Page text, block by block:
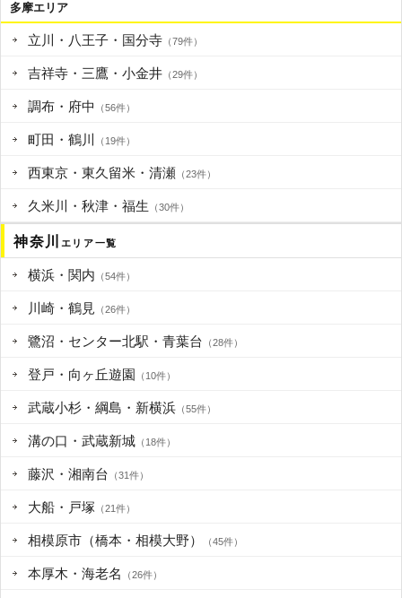
多摩エリア
立川・八王子・国分寺 （79件）
吉祥寺・三鷹・小金井 （29件）
調布・府中 （56件）
町田・鶴川 （19件）
西東京・東久留米・清瀬 （23件）
久米川・秋津・福生 （30件）
神奈川 エリア一覧
横浜・関内 （54件）
川崎・鶴見 （26件）
鷺沼・センター北駅・青葉台 （28件）
登戸・向ヶ丘遊園 （10件）
武蔵小杉・綱島・新横浜 （55件）
溝の口・武蔵新城 （18件）
藤沢・湘南台 （31件）
大船・戸塚 （21件）
相模原市（橋本・相模大野） （45件）
本厚木・海老名 （26件）